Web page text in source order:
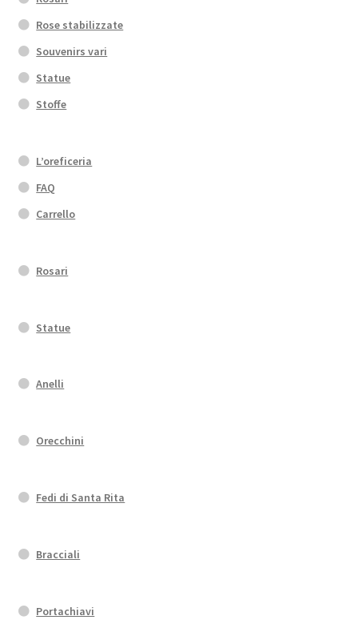
Rose stabilizzate
Souvenirs vari
Statue
Stoffe
L’oreficeria
FAQ
Carrello
Rosari
Statue
Anelli
Orecchini
Fedi di Santa Rita
Bracciali
Portachiavi